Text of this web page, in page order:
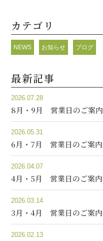
カテゴリ
NEWS お知らせ ブログ
最新記事
2026.07.28
8月・9月 営業日のご案内
2026.05.31
6月・7月 営業日のご案内
2026.04.07
4月・5月 営業日のご案内
2026.03.14
3月・4月 営業日のご案内
2026.02.13